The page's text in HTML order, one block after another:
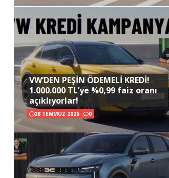
VW’DEN PEŞİN ÖDEMELİ KREDİ!
1.000.000 TL’ye %0,99 faiz oranı
açıklıyorlar!
28 TEMMUZ 2026 0